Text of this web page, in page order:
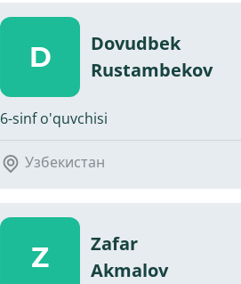
D
Dovudbek
Rustambekov
6-sinf o'quvchisi
Узбекистан
Z
Zafar
Akmalov